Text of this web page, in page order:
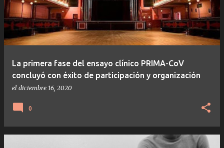
La primera fase del ensayo clínico PRIMA-CoV
concluyó con éxito de participación y organización
el diciembre 16, 2020
0